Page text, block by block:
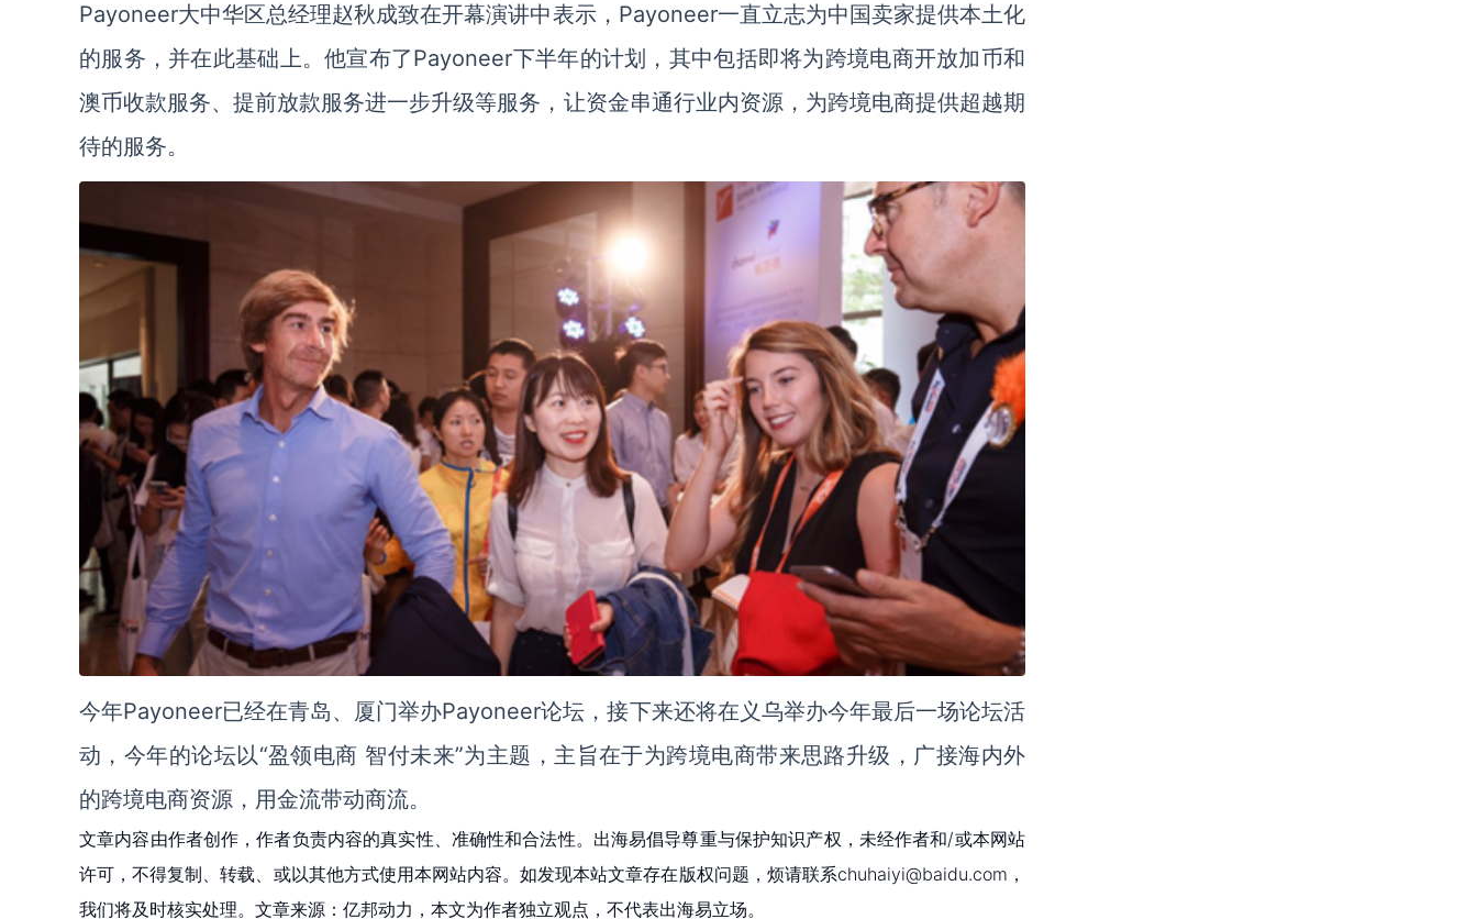
Payoneer大中华区总经理赵秋成致在开幕演讲中表示，Payoneer一直立志为中国卖家提供本土化
的服务，并在此基础上。他宣布了Payoneer下半年的计划，其中包括即将为跨境电商开放加币和
澳币收款服务、提前放款服务进一步升级等服务，让资金串通行业内资源，为跨境电商提供超越期
待的服务。
今年Payoneer已经在青岛、厦门举办Payoneer论坛，接下来还将在义乌举办今年最后一场论坛活
动，今年的论坛以“盈领电商 智付未来”为主题，主旨在于为跨境电商带来思路升级，广接海内外
的跨境电商资源，用金流带动商流。
文章内容由作者创作，作者负责内容的真实性、准确性和合法性。出海易倡导尊重与保护知识产权，未经作者和/或本网站
许可，不得复制、转载、或以其他方式使用本网站内容。如发现本站文章存在版权问题，烦请联系chuhaiyi@baidu.com，
我们将及时核实处理。文章来源：亿邦动力，本文为作者独立观点，不代表出海易立场。